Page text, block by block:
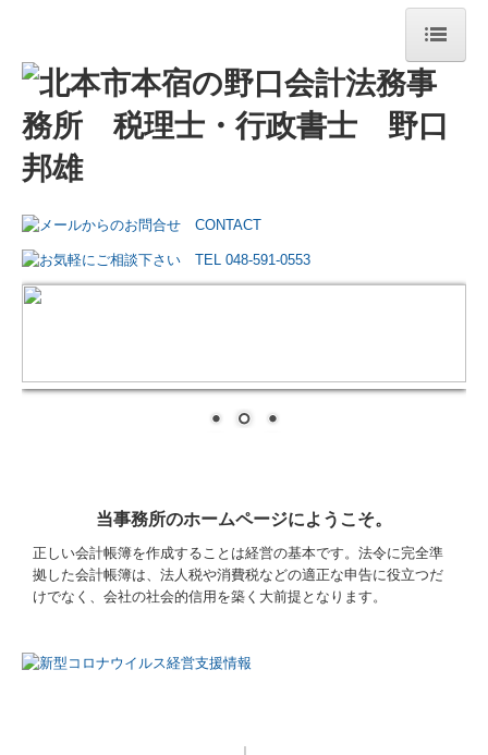
トップページ
事務所紹介
経営理念
交通案内
リンク集
円満な相続・事業承継を支援
建設業用会計情報DB
経営者お役立ち情報
経営革新等支援機関とは
当事務所のホームページにようこそ。
正しい会計帳簿を作成することは経営の基本です。法令に完全準
拠した会計帳簿は、法人税や消費税などの適正な申告に役立つだ
けでなく、会社の社会的信用を築く大前提となります。